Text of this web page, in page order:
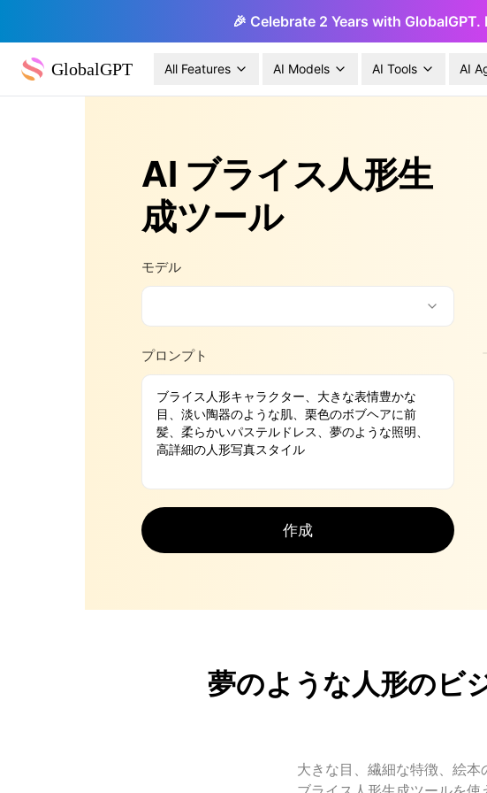
🎉 Celebrate 2 Years with
GlobalGPT All Features AI Models AI Tools AI
AI ブライス人形生
成ツール
モデル
プロンプト
作成
夢のような人形のビ
大きな目、繊細な特徴、絵